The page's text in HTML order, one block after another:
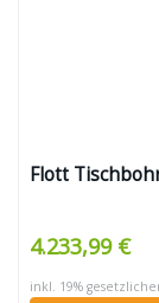
Flott
4.233,99 €
inkl. 19%